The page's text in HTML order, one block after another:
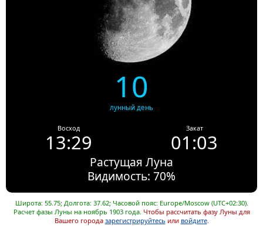
10
лунный день
Восход
13:29
Закат
01:03
Растущая Луна
Видимость: 70%
Широта: 55.75; Долгота: 37.62; Часовой пояс: Europe/Moscow (UTC+02:30).
Расчет фазы Луны на ноябрь 1903 года. Чтобы рассчитать фазу Луны для
Вашего города зарегистрируйтесь или войдите.